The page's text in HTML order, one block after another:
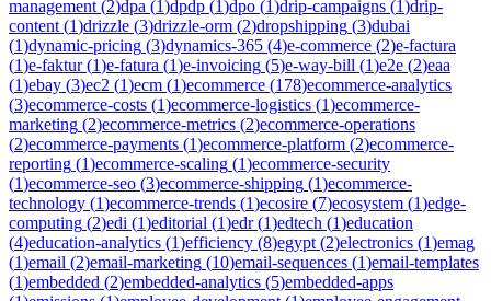
management (2)dpa (1)dpdp (1)dpo (1)drip-campaigns (1)drip-
content (1)drizzle (3)drizzle-orm (2)dropshipping (3)dubai
(1)dynamic-pricing (3)dynamics-365 (4)e-commerce (2)e-factura
(1)e-faktur(1)e-fatura (1)e-invoicing (5)e-way-bill (1)e2e (2)eaa
(1)ebay (3)ec2 (1)ecm (1)ecommerce (178)ecommerce-analytics
(3)ecommerce-costs (1)ecommerce-logistics (1)ecommerce-
marketing (2)ecommerce-metrics (2)ecommerce-operations
(2)ecommerce-payments (1)ecommerce-platform (2)ecommerce-
reporting (1)ecommerce-scaling (1)ecommerce-security
(1)ecommerce-seo (3)ecommerce-shipping (1)ecommerce-
technology (1)ecommerce-trends (1)ecosire (7)ecosystem (1)edge-
computing (2)edi (1)editorial (1)edr(1)edtech (1)education
(4)education-analytics (1)efficiency (8)egypt (2)electronics (1)emag
(1)email (2)email-marketing (10)email-sequences (1)email-templates
(1)embedded (2)embedded-analytics (5)embedded-apps